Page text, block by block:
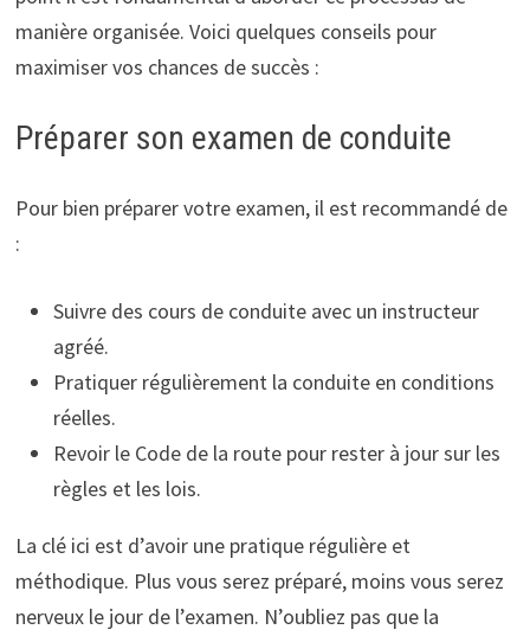
manière organisée. Voici quelques conseils pour
maximiser vos chances de succès :
Préparer son examen de conduite
Pour bien préparer votre examen, il est recommandé de
:
Suivre des cours de conduite avec un instructeur
agréé.
Pratiquer régulièrement la conduite en conditions
réelles.
Revoir le Code de la route pour rester à jour sur les
règles et les lois.
La clé ici est d’avoir une pratique régulière et
méthodique. Plus vous serez préparé, moins vous serez
nerveux le jour de l’examen. N’oubliez pas que la